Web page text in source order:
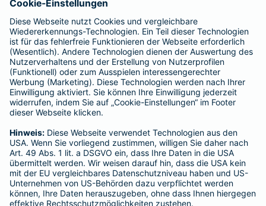
Barmenia ist Teil der BarmeniaGothaer
BELIEBTE SEITEN
Kranken-Zusatzversicherung
Tierversicherungen
Haftpflichtversicherung
Hausratversicherung
Adresse ändern
Schaden melden
Kilometerstandsmeldung
Serviceübersicht